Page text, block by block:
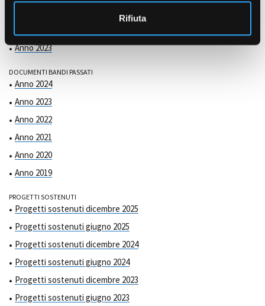
Rifiuta
Anno 2023
DOCUMENTI BANDI PASSATI
Anno 2024
Anno 2023
Anno 2022
Anno 2021
Anno 2020
Anno 2019
PROGETTI SOSTENUTI
Progetti sostenuti dicembre 2025
Progetti sostenuti giugno 2025
Progetti sostenuti dicembre 2024
Progetti sostenuti giugno 2024
Progetti sostenuti dicembre 2023
Progetti sostenuti giugno 2023